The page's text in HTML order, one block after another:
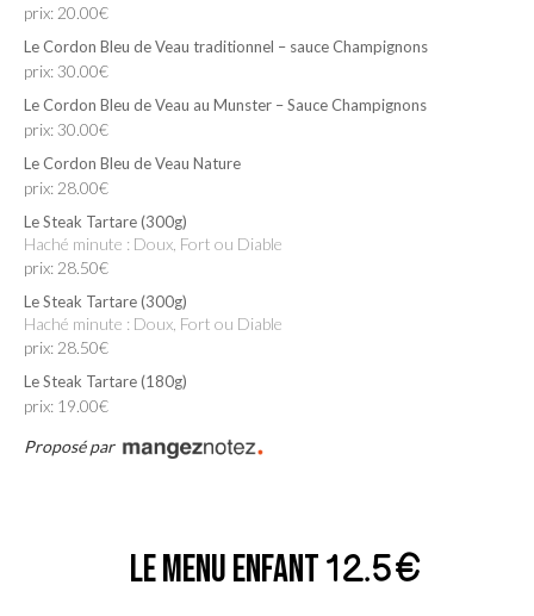
prix: 20.00€
Le Cordon Bleu de Veau traditionnel – sauce Champignons
prix: 30.00€
Le Cordon Bleu de Veau au Munster – Sauce Champignons
prix: 30.00€
Le Cordon Bleu de Veau Nature
prix: 28.00€
Le Steak Tartare (300g)
Haché minute : Doux, Fort ou Diable
prix: 28.50€
Le Steak Tartare (300g)
Haché minute : Doux, Fort ou Diable
prix: 28.50€
Le Steak Tartare (180g)
prix: 19.00€
Proposé par
Le Menu Enfant12.5€